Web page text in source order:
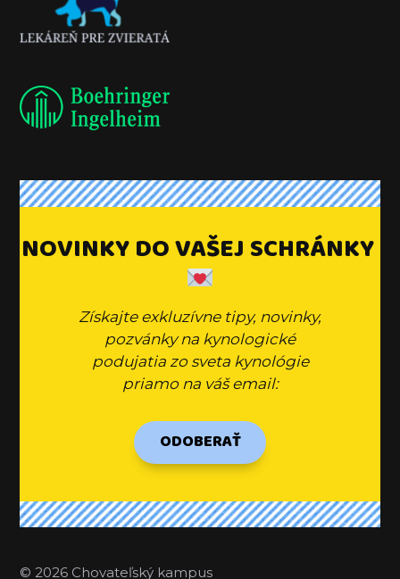
NOVINKY DO VAŠEJ SCHRÁNKY
Získajte exkluzívne tipy, novinky,
pozvánky na kynologické
podujatia zo sveta kynológie
priamo na váš email:
ODOBERAŤ
© 2026 Chovateľský kampus